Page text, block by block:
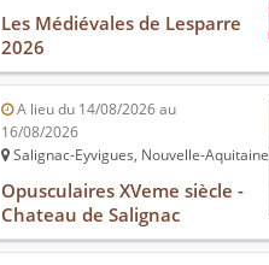
Les Médiévales de Lesparre
2026
A lieu du 14/08/2026 au
16/08/2026
Salignac-Eyvigues, Nouvelle-Aquitaine
Opusculaires XVeme siècle -
Chateau de Salignac